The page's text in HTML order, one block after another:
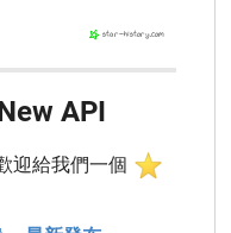
API
迎給我們一個 ⭐